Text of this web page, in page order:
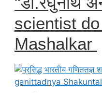
scientist
Mashalkar